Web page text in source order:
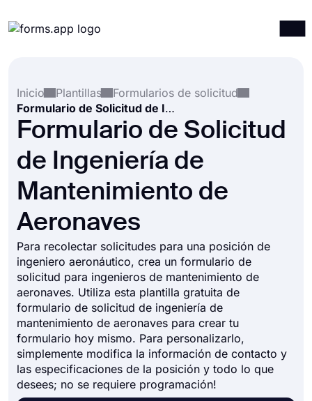
Integraciones
Plantillas
Recursos
Inicio
Plantillas
Formularios de solicitud
Formulario de Solicitud de Ingeniería de Mantenimiento de Aeronaves
Formulario de Solicitud
de Ingeniería de
Mantenimiento de
Aeronaves
Para recolectar solicitudes para una posición de
ingeniero aeronáutico, crea un formulario de
solicitud para ingenieros de mantenimiento de
aeronaves. Utiliza esta plantilla gratuita de
formulario de solicitud de ingeniería de
mantenimiento de aeronaves para crear tu
formulario hoy mismo. Para personalizarlo,
simplemente modifica la información de contacto y
las especificaciones de la posición y todo lo que
desees; no se requiere programación!